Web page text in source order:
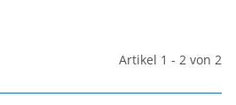
Artikel 1 - 2 von 2